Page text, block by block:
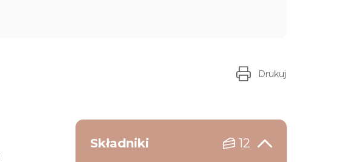
Drukuj
Składniki 12